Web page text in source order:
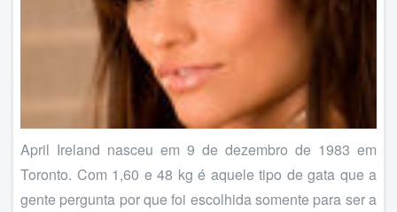
April Ireland nasceu em 9 de dezembro de 1983 em
Toronto. Com 1,60 e 48 kg é aquele tipo de gata que a
gente pergunta por que foi escolhida somente para ser a